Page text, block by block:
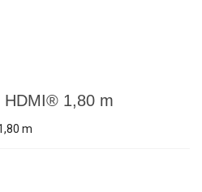
HDMI® 1,80 m
m